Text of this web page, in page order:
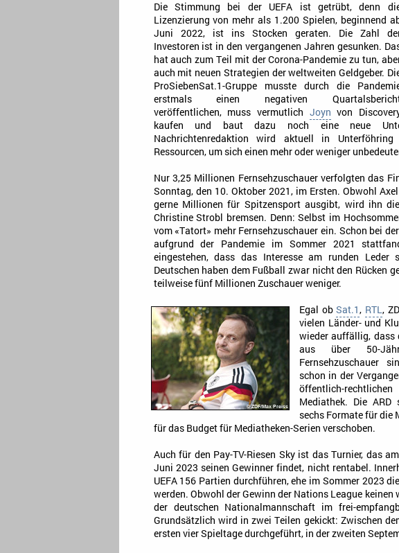
Die Stimmung bei der UEFA ist getrübt, denn
Lizenzierung von mehr als 1.200 Spielen, beginnend
Juni 2022, ist ins Stocken geraten. Die Zahl
Investoren ist in den vergangenen Jahren gesunken.
hat auch zum Teil mit der Corona-Pandemie zu tun,
auch mit neuen Strategien der weltweiten Geldgeber.
ProSiebenSat.1-Gruppe musste durch die
erstmals einen negativen
veröffentlichen, muss vermutlich Joyn von
kaufen und baut dazu noch eine neue
Nachrichtenredaktion wird aktuell in
Ressourcen, um sich einen mehr oder weniger
Nur 3,25 Millionen Fernsehzuschauer verfolgten das
Sonntag, den 10. Oktober 2021, im Ersten. Obwohl
gerne Millionen für Spitzensport ausgibt, wird ihn
Christine Strobl bremsen. Denn: Selbst im
vom «Tatort» mehr Fernsehzuschauer ein. Schon bei
aufgrund der Pandemie im Sommer 2021
eingestehen, dass das Interesse am runden Leder
Deutschen haben dem Fußball zwar nicht den Rücken
teilweise fünf Millionen Zuschauer weniger.
Egal obSat.1, RTL,
vielen Länder- und
wieder auffällig, dass
aus über 50-
Fernsehzuschauer
schon in der
öffentlich-
Mediathek. Die
sechs Formate für die
für das Budget für Mediatheken-Serien verschoben.
Auch für den Pay-TV-Riesen Sky ist das Turnier, das
Juni 2023 seinen Gewinner findet, nicht rentabel.
UEFA 156 Partien durchführen, ehe im Sommer 2023
werden. Obwohl der Gewinn der Nations League
der deutschen Nationalmannschaft im frei-
Grundsätzlich wird in zwei Teilen gekickt: Zwischen
ersten vier Spieltage durchgeführt, in der zweiten